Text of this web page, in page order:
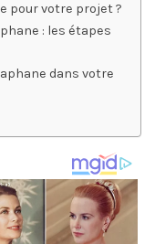
pour votre projet ?
: les étapes
dans votre